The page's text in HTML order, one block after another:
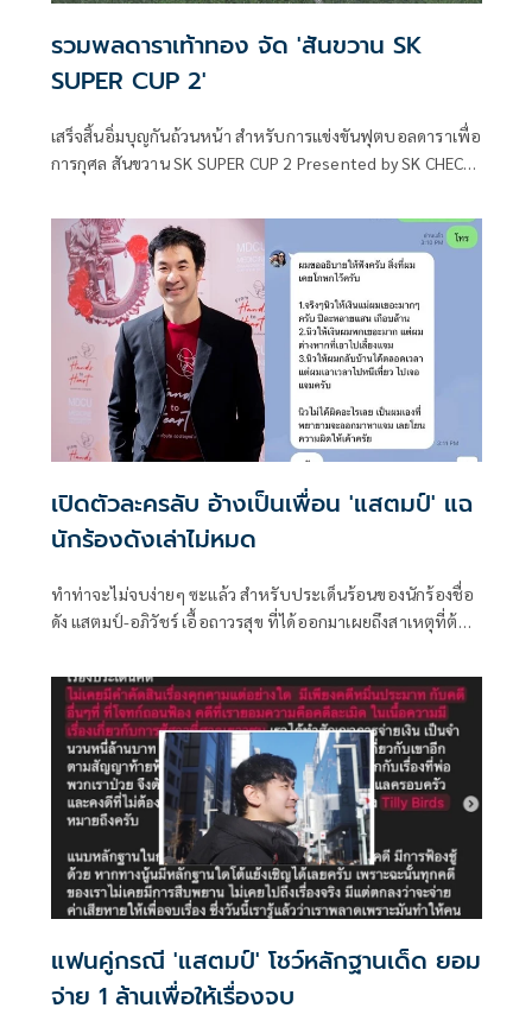
รวมพลดาราเท้าทอง จัด 'สันขวาน SK
SUPER CUP 2'
เสร็จสิ้นอิ่มบุญกันถ้วนหน้า สำหรับการแข่งขันฟุตบอลดาราเพื่อ
การกุศล สันขวาน SK SUPER CUP 2 Presented by SK CHECK
บ้านโป่ง ราชบุรี เพื่อมอบความสุข และมอบทุนการศึกษา
จำนวน 220,000 บาท มอบให้โรงเรียนที่ขาดแคลน ในจังหวัด
ราชบุรี 20 โรงเรียน ใน 10 อำเภอ ของจังหวัด ราชบุรี และอีก 1
โรงเรียนในจังหวัดกาญจนบุรี
เปิดตัวละครลับ อ้างเป็นเพื่อน 'แสตมป์' แฉ
นักร้องดังเล่าไม่หมด
ทำท่าจะไม่จบง่ายๆ ซะแล้ว สำหรับประเด็นร้อนของนักร้องชื่อ
ดัง แสตมป์-อภิวัชร์ เอื้อถาวรสุข ที่ได้ออกมาเผยถึงสาเหตุที่ต้อง
จากลูกสาวนายพล ซึ่งเป็นแฟนของซาวด์ เอ็นจิเนียร์ ของวง Tilly
Birds ก่อนที่หนุ่มคู่กรณีของแสตมป์จะออกมายืนยันข้อเท็จจริง
หนังคนละม้วนกับที่อีกฝ่ายได้พูดไป แถมยังโชว์หลักฐานว่างาน
นี้มีเรื่องชู้สาวเข้ามาเกี่ยวข้องด้วย
แฟนคู่กรณี 'แสตมป์' โชว์หลักฐานเด็ด ยอม
จ่าย 1 ล้านเพื่อให้เรื่องจบ